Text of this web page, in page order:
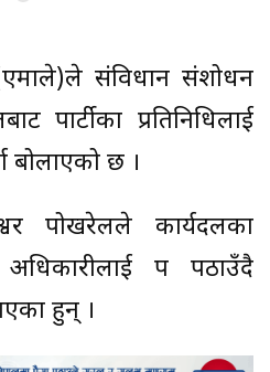
संविधान संशोधन
पार्टीका प्रतिनिधिलाई
बोलाएको छ ।
पोखरेलले कार्यदलका
पत्र पठाउँदै
हुन् ।